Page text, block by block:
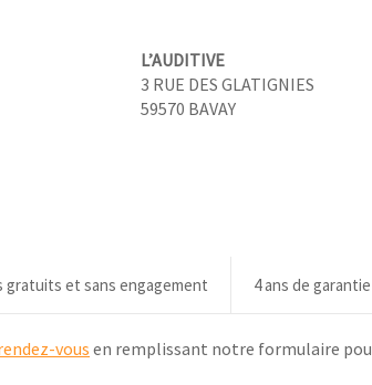
L’AUDITIVE
3 RUE DES GLATIGNIES
59570 BAVAY
gratuits et sans engagement 4 ans de garantie
vous en remplissant notre formulaire